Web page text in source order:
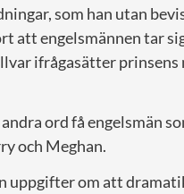
som han utan
att engelsmännen tar
ifrågasätter prinsens
ord få engelsmän
och Meghan.
uppgifter om att